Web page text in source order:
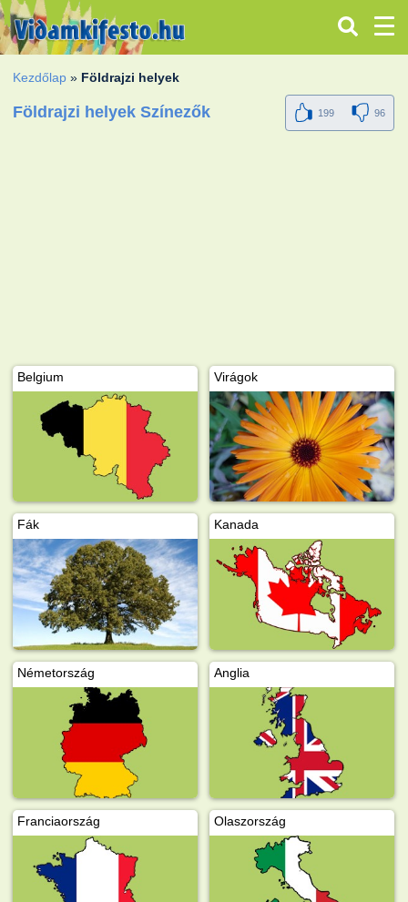
Kezdőlap » Földrajzi helyek
Földrajzi helyek Színezők 199 96
Belgium Virágok
Fák Kanada
Németország Anglia
Franciaország Olaszország